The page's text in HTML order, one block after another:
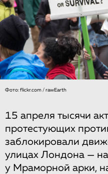
Фото: flickr.com / rawEarth
15 апреля тысячи
протестующих
заблокировали
улицах Лондона —
у Мраморной арки,